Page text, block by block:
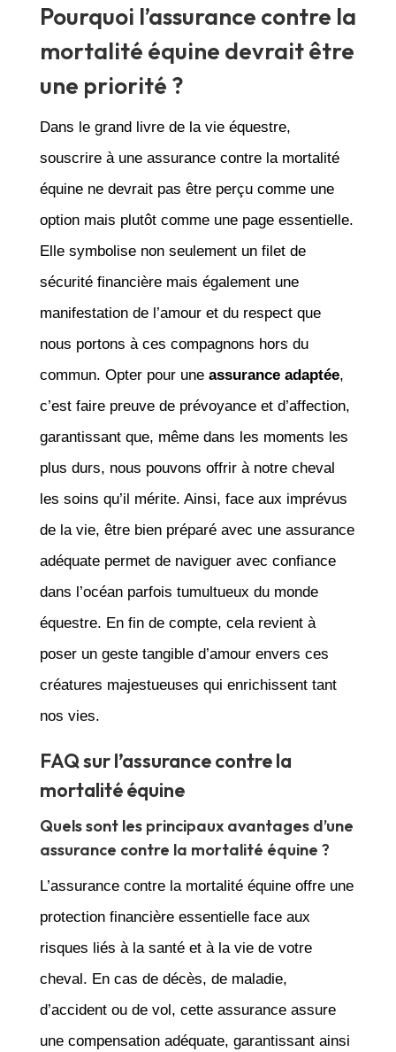
Pourquoi l’assurance contre la
mortalité équine devrait être
une priorité ?
Dans le grand livre de la vie équestre,
souscrire à une assurance contre la mortalité
équine ne devrait pas être perçu comme une
option mais plutôt comme une page essentielle.
Elle symbolise non seulement un filet de
sécurité financière mais également une
manifestation de l’amour et du respect que
nous portons à ces compagnons hors du
commun. Opter pour une assurance adaptée,
c’est faire preuve de prévoyance et d’affection,
garantissant que, même dans les moments les
plus durs, nous pouvons offrir à notre cheval
les soins qu’il mérite. Ainsi, face aux imprévus
de la vie, être bien préparé avec une assurance
adéquate permet de naviguer avec confiance
dans l’océan parfois tumultueux du monde
équestre. En fin de compte, cela revient à
poser un geste tangible d’amour envers ces
créatures majestueuses qui enrichissent tant
nos vies.
FAQ sur l’assurance contre la
mortalité équine
Quels sont les principaux avantages d’une
assurance contre la mortalité équine ?
L’assurance contre la mortalité équine offre une
protection financière essentielle face aux
risques liés à la santé et à la vie de votre
cheval. En cas de décès, de maladie,
d’accident ou de vol, cette assurance assure
une compensation adéquate, garantissant ainsi